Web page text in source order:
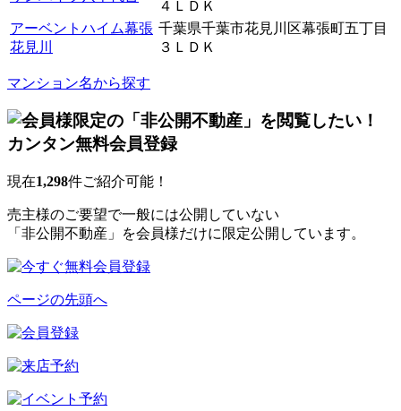
４ＬＤＫ
アーベントハイム幕張
花見川
千葉県千葉市花見川区幕張町五丁目
３ＬＤＫ
マンション名から探す
現在1,298件ご紹介可能！
売主様のご要望で一般には公開していない
「非公開不動産」を会員様だけに限定公開しています。
ページの先頭へ